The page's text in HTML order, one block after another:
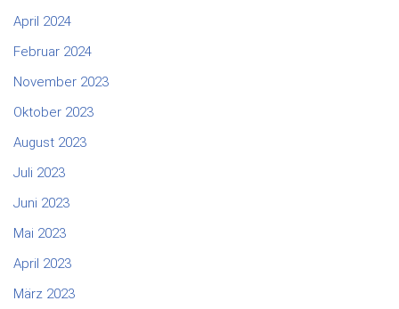
April 2024
Februar 2024
November 2023
Oktober 2023
August 2023
Juli 2023
Juni 2023
Mai 2023
April 2023
März 2023